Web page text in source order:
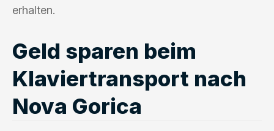
erhalten.
Geld sparen beim
Klaviertransport nach
Nova Gorica